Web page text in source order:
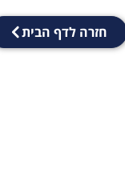
חזרה לדף הבית